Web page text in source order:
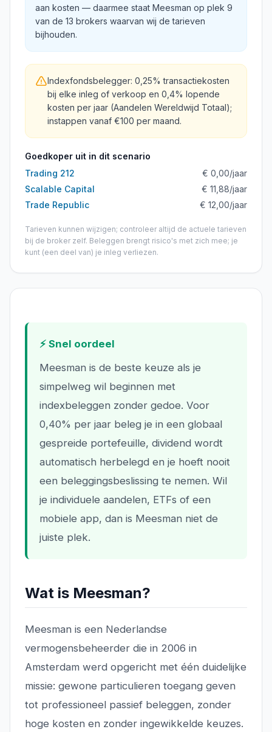
aan kosten — daarmee staat Meesman op plek 9
van de 13 brokers waarvan wij de tarieven
bijhouden.
Indexfondsbelegger: 0,25% transactiekosten
bij elke inleg of verkoop en 0,4% lopende
kosten per jaar (Aandelen Wereldwijd Totaal);
instappen vanaf €100 per maand.
Goedkoper uit in dit scenario
Trading 212
€ 0,00/jaar
Scalable Capital
€ 11,88/jaar
Trade Republic
€ 12,00/jaar
Tarieven kunnen wijzigen; controleer altijd de actuele tarieven
bij de broker zelf. Beleggen brengt risico's met zich mee; je
kunt (een deel van) je inleg verliezen.
⚡ Snel oordeel
Meesman is de beste keuze als je
simpelweg wil beginnen met
indexbeleggen zonder gedoe. Voor
0,40% per jaar beleg je in een globaal
gespreide portefeuille, dividend wordt
automatisch herbelegd en je hoeft nooit
een beleggingsbeslissing te nemen. Wil
je individuele aandelen, ETFs of een
mobiele app, dan is Meesman niet de
juiste plek.
Wat is Meesman?
Meesman is een Nederlandse
vermogensbeheerder die in 2006 in
Amsterdam werd opgericht met één duidelijke
missie: gewone particulieren toegang geven
tot professioneel passief beleggen, zonder
hoge kosten en zonder ingewikkelde keuzes.